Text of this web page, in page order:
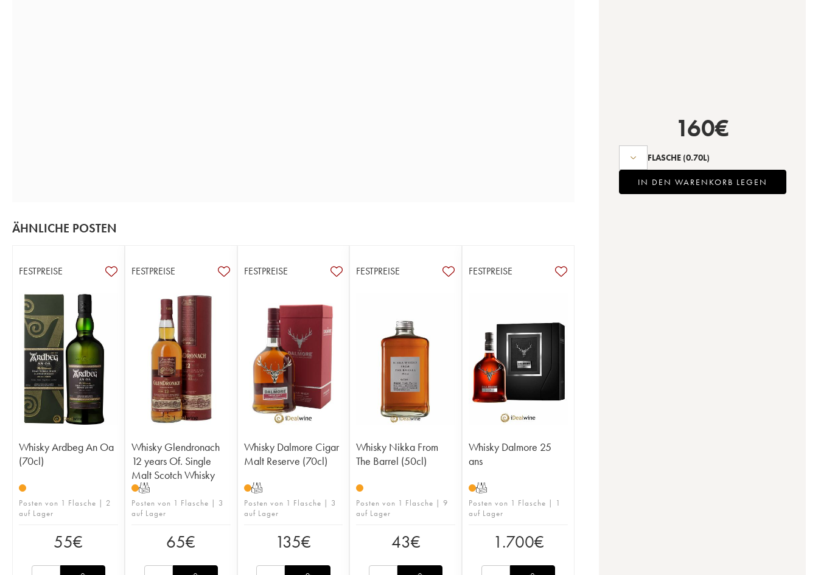
ÄHNLICHE POSTEN
FESTPREISE
Whisky Ardbeg An Oa
(70cl)
Posten von 1 Flasche | 2
auf Lager
55€
FESTPREISE
Whisky Glendronach
12 years Of. Single
Malt Scotch Whisky
T
Posten von 1 Flasche | 3
auf Lager
65€
FESTPREISE
Whisky Dalmore Cigar
Malt Reserve (70cl)
T
Posten von 1 Flasche | 3
auf Lager
135€
FESTPREISE
Whisky Nikka From
The Barrel (50cl)
Posten von 1 Flasche | 9
auf Lager
43€
FESTPREISE
Whisky Dalmore 25
ans
T
Posten von 1 Flasche | 1
auf Lager
1.700€
160€
FLASCHE (0.70L)
IN DEN WARENKORB LEGEN